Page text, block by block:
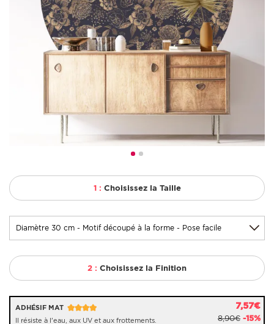
1 : Choisissez la Taille
2 : Choisissez la Finition
ADHÉSIF MAT 7,57€
8,90€ -15%
Il résiste à l'eau, aux UV et aux frottements.